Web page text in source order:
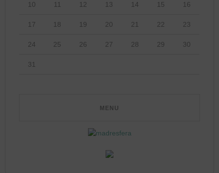
10 11 12 13 14 15 16
17 18 19 20 21 22 23
24 25 26 27 28 29 30
31